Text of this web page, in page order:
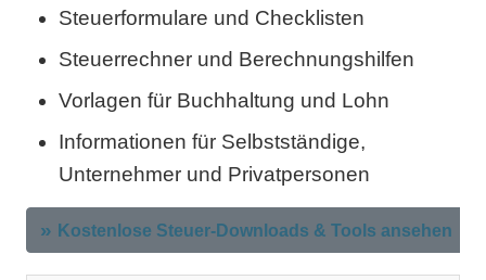
Steuerformulare und Checklisten
Steuerrechner und Berechnungshilfen
Vorlagen für Buchhaltung und Lohn
Informationen für Selbstständige,
Unternehmer und Privatpersonen
Kostenlose Steuer-Downloads & Tools ansehen